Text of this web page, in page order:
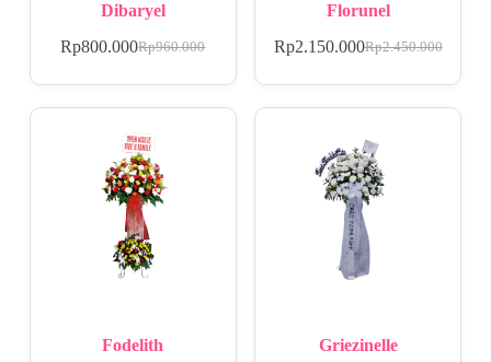
Dibaryel
Rp960.000
Rp800.000
Florunel
Rp2.450.000
Rp2.150.000
Fodelith Griezinelle